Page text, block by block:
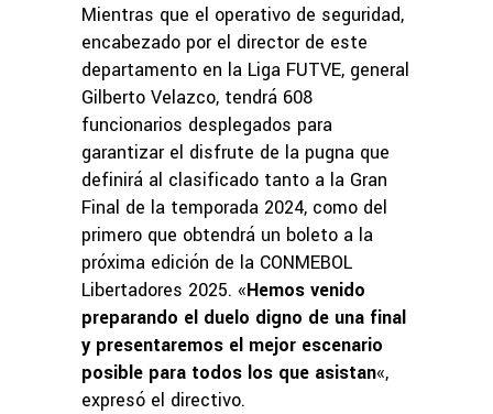
Mientras que el operativo de seguridad,
encabezado por el director de este
departamento en la Liga FUTVE, general
Gilberto Velazco, tendrá 608
funcionarios desplegados para
garantizar el disfrute de la pugna que
definirá al clasificado tanto a la Gran
Final de la temporada 2024, como del
primero que obtendrá un boleto a la
próxima edición de la CONMEBOL
Libertadores 2025. «Hemos venido
preparando el duelo digno de una final
y presentaremos el mejor escenario
posible para todos los que asistan«,
expresó el directivo.